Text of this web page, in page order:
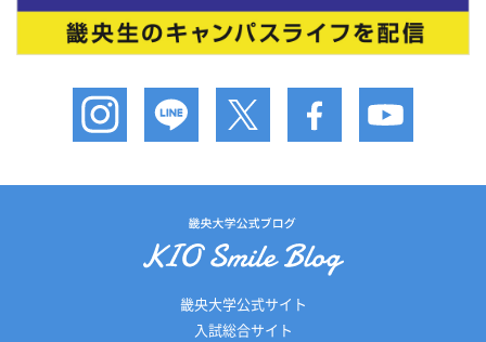
畿央大学公式サイト
入試総合サイト